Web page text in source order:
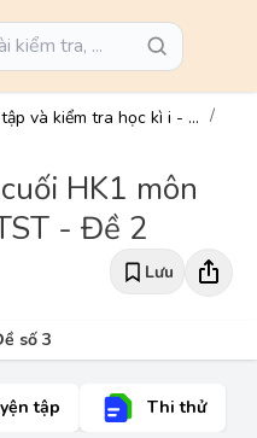
Ôn tập và kiểm tra học kì i - lịch sử 11
HK1 môn
- Đề 2
Lưu
số 3
tập Thi thử